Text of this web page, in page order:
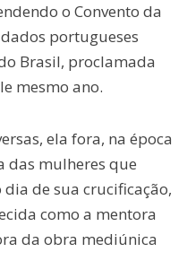
o Convento da
portugueses
Brasil, proclamada
mesmo ano.
ela fora, na época
das mulheres que
de sua crucificação,
como a mentora
da obra mediúnica